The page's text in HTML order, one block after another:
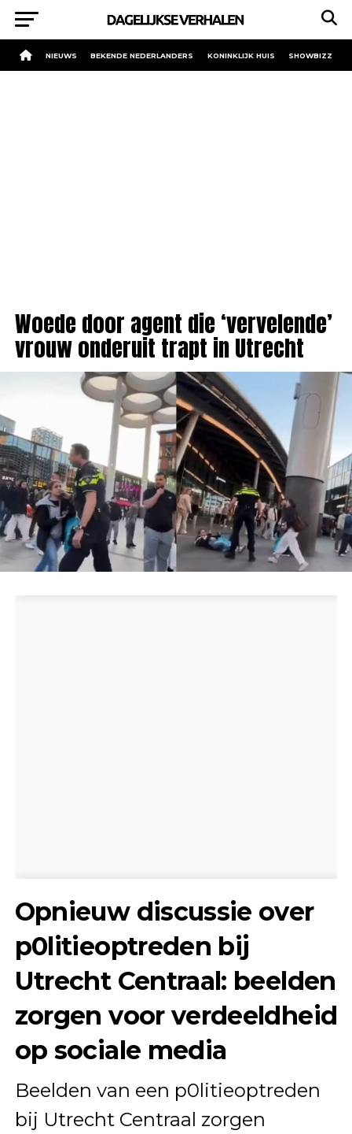
NIEUWS BEKENDE NEDERLANDERS KONINKLIJK HUIS SHOWBIZZ
Woede door agent die ‘vervelende’
vrouw onderuit trapt in Utrecht
Opnieuw discussie over
p0litieoptreden bij
Utrecht Centraal: beelden
zorgen voor verdeeldheid
op sociale media
Beelden van een p0litieoptreden
bij Utrecht Centraal zorgen